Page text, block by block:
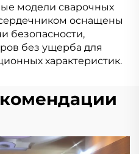
модели сварочных
оснащены
безопасности,
без ущерба для
характеристик.